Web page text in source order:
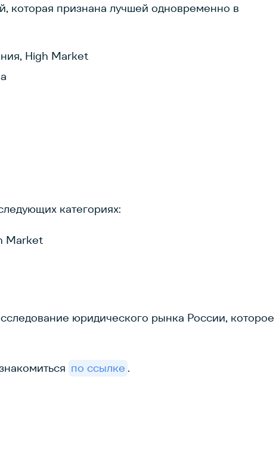
которая признана лучшей одновременно в
High Market
категориях:
Market
юридического рынка России, которое
по ссылке .